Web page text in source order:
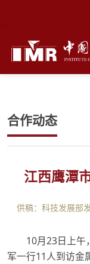
合作动态
江西鹰潭
供稿：科技发展部
10月23日上午
军一行11人到访金